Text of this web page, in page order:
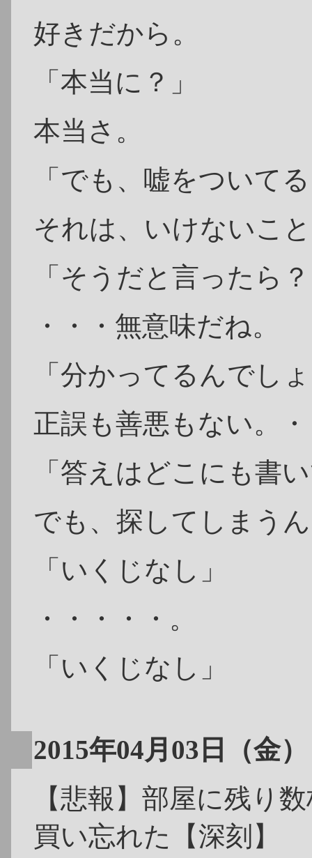
好きだから。
「本当に？」
本当さ。
「でも、嘘をついて
それは、いけないこ
「そうだと言ったら
・・・無意味だね。
「分かってるんでし
正誤も善悪もない。
「答えはどこにも書
でも、探してしまう
「いくじなし」
・・・・・。
「いくじなし」
2015年04月03日（金）
【悲報】部屋に残り
買い忘れた【深刻】